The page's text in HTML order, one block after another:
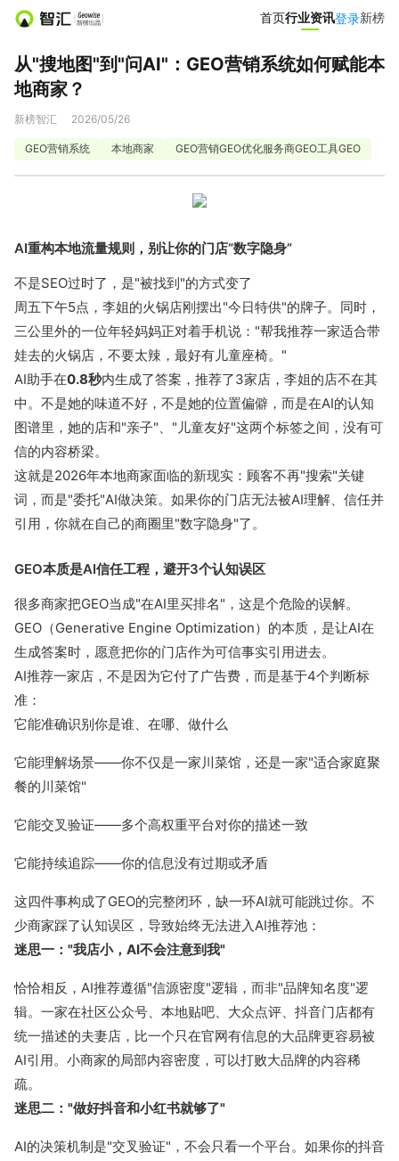
首页行业资讯登录新榜
从"搜地图"到"问AI"：GEO营销系统如何赋能本
地商家？
新榜智汇 2026/05/26
GEO营销系统 本地商家 GEO营销GEO优化服务商GEO工具GEO
AI重构本地流量规则，别让你的门店“数字隐身”
不是SEO过时了，是"被找到"的方式变了
周五下午5点，李姐的火锅店刚摆出"今日特供"的牌子。同时，
三公里外的一位年轻妈妈正对着手机说："帮我推荐一家适合带
娃去的火锅店，不要太辣，最好有儿童座椅。"
AI助手在0.8秒内生成了答案，推荐了3家店，李姐的店不在其
中。不是她的味道不好，不是她的位置偏僻，而是在AI的认知
图谱里，她的店和"亲子"、"儿童友好"这两个标签之间，没有可
信的内容桥梁。
这就是2026年本地商家面临的新现实：顾客不再"搜索"关键
词，而是"委托"AI做决策。如果你的门店无法被AI理解、信任并
引用，你就在自己的商圈里"数字隐身"了。
GEO本质是AI信任工程，避开3个认知误区
很多商家把GEO当成"在AI里买排名"，这是个危险的误解。
GEO（Generative Engine Optimization）的本质，是让AI在
生成答案时，愿意把你的门店作为可信事实引用进去。
AI推荐一家店，不是因为它付了广告费，而是基于4个判断标
准：
它能准确识别你是谁、在哪、做什么
它能理解场景——你不仅是一家川菜馆，还是一家"适合家庭聚
餐的川菜馆"
它能交叉验证——多个高权重平台对你的描述一致
它能持续追踪——你的信息没有过期或矛盾
这四件事构成了GEO的完整闭环，缺一环AI就可能跳过你。不
少商家踩了认知误区，导致始终无法进入AI推荐池：
迷思一："我店小，AI不会注意到我"
恰恰相反，AI推荐遵循"信源密度"逻辑，而非"品牌知名度"逻
辑。一家在社区公众号、本地贴吧、大众点评、抖音门店都有
统一描述的夫妻店，比一个只在官网有信息的大品牌更容易被
AI引用。小商家的局部内容密度，可以打败大品牌的内容稀
疏。
迷思二："做好抖音和小红书就够了"
AI的决策机制是"交叉验证"，不会只看一个平台。如果你的抖音
首页行业资讯登录新榜
营销服务
投公众号
小红书投放0元起 APP新媒体推广
文旅新媒体营销
流量赚钱
公众号接单
低粉爆文
深度观察 推广投放
接单变现 新媒体运营
暂无数据